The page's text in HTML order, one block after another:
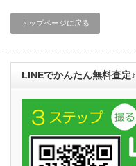
トップページに戻る
LINEでかんたん無料査定♪